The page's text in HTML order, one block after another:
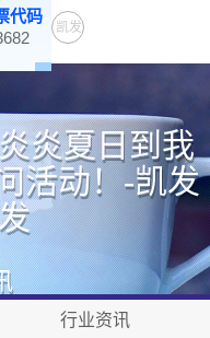
代码
凯发
炎夏日到我
活动！-凯发
行业资讯